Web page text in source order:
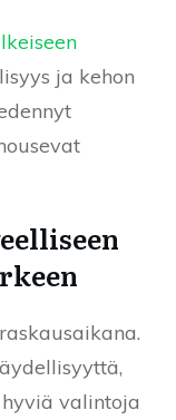
ja kehon
valintoja